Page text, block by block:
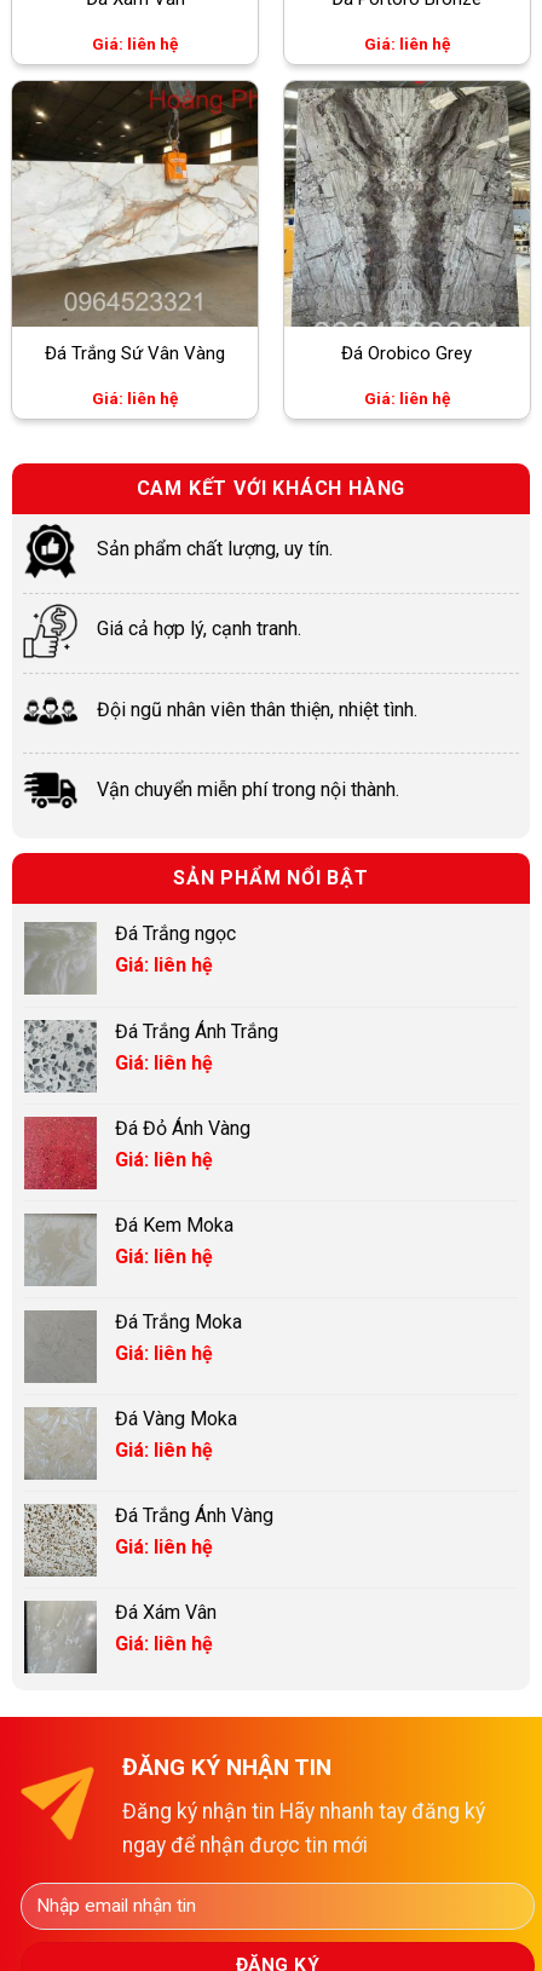
Giá: liên hệ Giá: liên hệ
Đá Trắng Sứ Vân Vàng
Giá: liên hệ
Đá Orobico Grey
Giá: liên hệ
CAM KẾT VỚI KHÁCH HÀNG
Sản phẩm chất lượng, uy tín.
Giá cả hợp lý, cạnh tranh.
Đội ngũ nhân viên thân thiện, nhiệt tình.
Vận chuyển miễn phí trong nội thành.
SẢN PHẨM NỔI BẬT
Đá Trắng ngọc
Giá: liên hệ
Đá Trắng Ánh Trắng
Giá: liên hệ
Đá Đỏ Ánh Vàng
Giá: liên hệ
Đá Kem Moka
Giá: liên hệ
Đá Trắng Moka
Giá: liên hệ
Đá Vàng Moka
Giá: liên hệ
Đá Trắng Ánh Vàng
Giá: liên hệ
Đá Xám Vân
Giá: liên hệ
ĐĂNG KÝ NHẬN TIN
Đăng ký nhận tin Hãy nhanh tay đăng ký
ngay để nhận được tin mới